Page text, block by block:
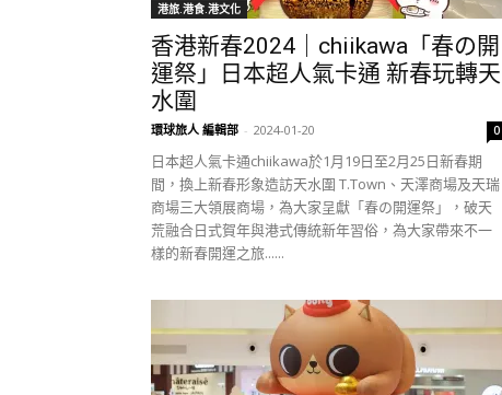
港旅.港食.港文化
香港新春2024｜chiikawa「春の開
運祭」日本超人氣卡通 新春玩轉天
水圍
環球旅人 編輯部 - 2024-01-20 0
日本超人氣卡通chiikawa於1月19日至2月25日新春期
間，換上新春形象造訪天水圍 T.Town、天澤商場及天瑞
商場三大領展商場，為大家呈獻「春の開運祭」，破天
荒融合日式賀年與港式傳統新年習俗，為大家帶來不一
樣的新春開運之旅......